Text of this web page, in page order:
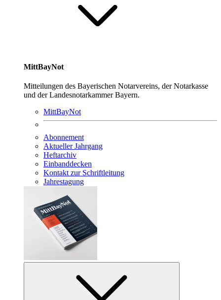
MittBayNot
Mitteilungen des Bayerischen Notarvereins, der Notarkasse
und der Landesnotarkammer Bayern.
MittBayNot
Abonnement
Aktueller Jahrgang
Heftarchiv
Einbanddecken
Kontakt zur Schriftleitung
Jahrestagung